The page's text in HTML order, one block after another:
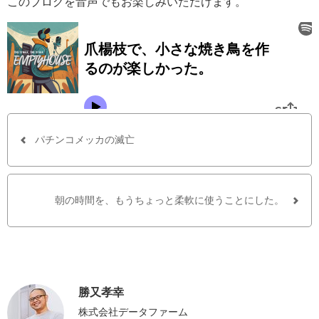
パチンコメッカの滅亡
朝の時間を、もうちょっと柔軟に使うことにした。
勝又孝幸
株式会社データファーム